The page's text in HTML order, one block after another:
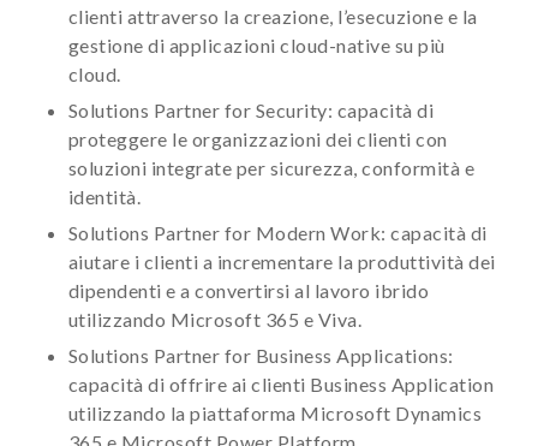
clienti attraverso la creazione, l’esecuzione e la
gestione di applicazioni cloud-native su più
cloud.
Solutions Partner for Security: capacità di
proteggere le organizzazioni dei clienti con
soluzioni integrate per sicurezza, conformità e
identità.
Solutions Partner for Modern Work: capacità di
aiutare i clienti a incrementare la produttività dei
dipendenti e a convertirsi al lavoro ibrido
utilizzando Microsoft 365 e Viva.
Solutions Partner for Business Applications:
capacità di offrire ai clienti Business Application
utilizzando la piattaforma Microsoft Dynamics